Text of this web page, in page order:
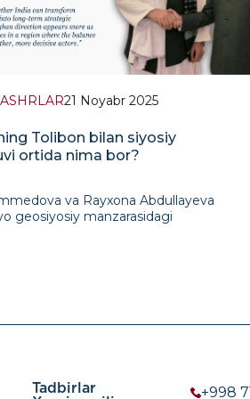
21 Noyabr 2025
Tolibon bilan siyosiy
ortida nima bor?
va Rayxona Abdullayeva
geosiyosiy manzarasidagi
Tadbirlar
+998